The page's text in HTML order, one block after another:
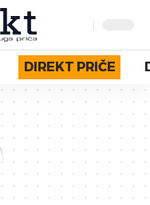
DIREKT PRIČE